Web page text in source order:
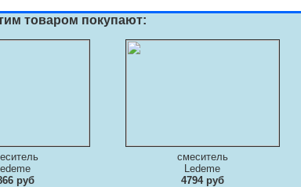
товаром покупают:
руб
смеситель
Ledeme
4794 руб